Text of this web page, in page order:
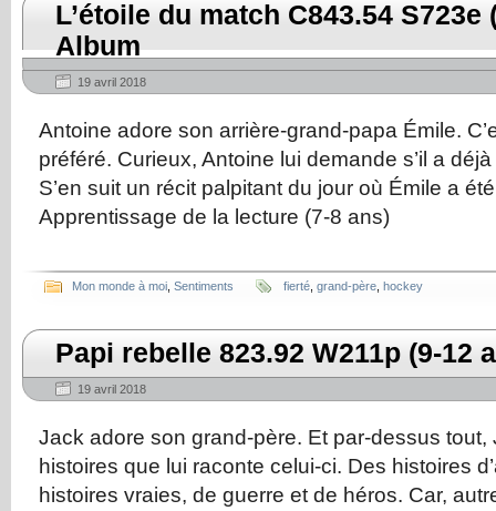
L’étoile du match C843.54 S723e
Album
19 avril 2018
Antoine adore son arrière-grand-papa Émile.
préféré. Curieux, Antoine lui demande s’il a
S’en suit un récit palpitant du jour où Émile a
Apprentissage de la lecture (7-8 ans)
Mon monde à moi Sentiments fierté grand-père hockey
Papi rebelle 823.92 W211p (9-12
19 avril 2018
Jack adore son grand-père. Et par-dessus tout,
histoires que lui raconte celui-ci. Des histoires
histoires vraies, de guerre et de héros. Car,